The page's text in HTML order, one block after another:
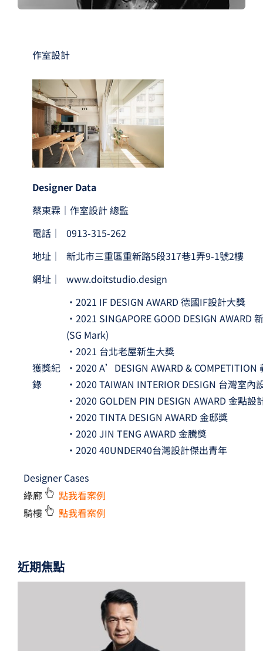
作室設計
Designer Data
蔡東霖｜作室設計 總監
電話│ 0913-315-262
地址│
新北市三重區重新路5段317巷1弄9-1號2樓
網址│
www.doitstudio.design
獲獎紀
錄
•2021 IF DESIGN AWARD 德國IF設計大獎
•2021 SINGAPORE GOOD DESIGN AWARD
(SG Mark)
•2021 台北老屋新生大獎
•2020 A’DESIGN AWARD & COMPETITION
•2020 TAIWAN INTERIOR DESIGN 台灣室內
•2020 GOLDEN PIN DESIGN AWARD 金點設
•2020 TINTA DESIGN AWARD 金邸獎
•2020 JIN TENG AWARD 金騰獎
•2020 40UNDER40台灣設計傑出青年
Designer Cases
綠廊
點我看案例
騎樓
點我看案例
近期焦點